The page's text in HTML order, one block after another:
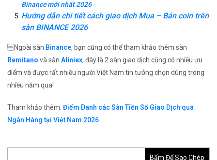
Binance mới nhất 2026
Hướng dẫn chi tiết cách giao dịch Mua – Bán coin trên
sàn BINANCE 2026
Ngoài sàn Binance, bạn cũng có thể tham khảo thêm sàn
Remitano và sàn Aliniex, đây là 2 sàn giao dịch cũng có nhiều ưu
điểm và được rất nhiều người Việt Nam tin tưởng chọn dùng trong
nhiều năm qua!
Tham khảo thêm: Điểm Danh các Sàn Tiền Số Giao Dịch qua
Ngân Hàng tại Việt Nam 2026
Bấm Để Sao Chép